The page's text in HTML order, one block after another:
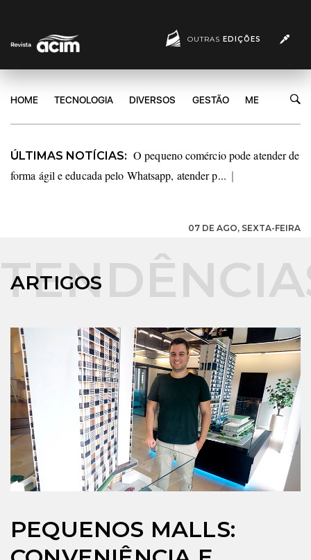
OUTRAS EDIÇÕES
HOME TECNOLOGIA DIVERSOS GESTÃO MERCADO
ÚLTIMAS NOTÍCIAS: O pequeno comércio pode atender de
forma ágil e educada pelo Whatsapp, atender p... |
07 DE AGO, SEXTA-FEIRA
ARTIGOS
PEQUENOS MALLS: